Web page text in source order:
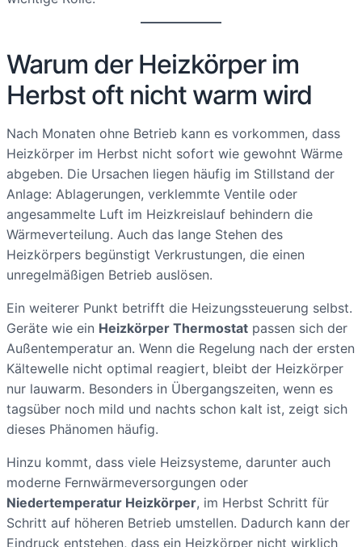
Warum der Heizkörper im
Herbst oft nicht warm wird
Nach Monaten ohne Betrieb kann es vorkommen, dass
Heizkörper im Herbst nicht sofort wie gewohnt Wärme
abgeben. Die Ursachen liegen häufig im Stillstand der
Anlage: Ablagerungen, verklemmte Ventile oder
angesammelte Luft im Heizkreislauf behindern die
Wärmeverteilung. Auch das lange Stehen des
Heizkörpers begünstigt Verkrustungen, die einen
unregelmäßigen Betrieb auslösen.
Ein weiterer Punkt betrifft die Heizungssteuerung selbst.
Geräte wie ein Heizkörper Thermostat passen sich der
Außentemperatur an. Wenn die Regelung nach der ersten
Kältewelle nicht optimal reagiert, bleibt der Heizkörper
nur lauwarm. Besonders in Übergangszeiten, wenn es
tagsüber noch mild und nachts schon kalt ist, zeigt sich
dieses Phänomen häufig.
Hinzu kommt, dass viele Heizsysteme, darunter auch
moderne Fernwärmeversorgungen oder
Niedertemperatur Heizkörper, im Herbst Schritt für
Schritt auf höheren Betrieb umstellen. Dadurch kann der
Eindruck entstehen, dass ein Heizkörper nicht wirklich